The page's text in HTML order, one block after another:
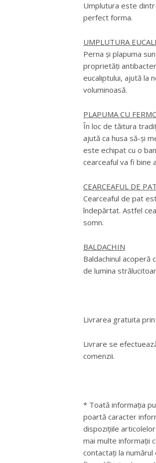
Umplutura este
perfect forma.
UMPLUTURA
Perna și plapuma
proprietăți
eucaliptului, ajută la
voluminoasă.
PLAPUMA CU
În loc de tăitura
ajută ca husa să-și
este echipat cu o
cearceaful va fi bine
CEARCEAFUL DE PAT
Cearceaful de pat
îndepărtat. Astfel
somn.
BALDACHIN
Baldachinul
de lumina
Livrarea gratuita
Livrare se
comenzii.
* Toată informația
poartă caracter
dispozițiile
mai multe informații
contactați la